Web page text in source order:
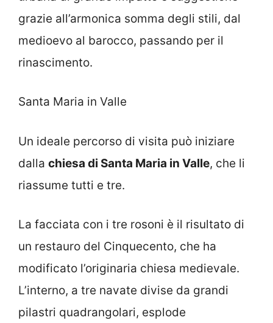
grazie all’armonica somma degli stili, dal
medioevo al barocco, passando per il
rinascimento.
Santa Maria in Valle
Un ideale percorso di visita può iniziare
dalla chiesa di Santa Maria in Valle, che li
riassume tutti e tre.
La facciata con i tre rosoni è il risultato di
un restauro del Cinquecento, che ha
modificato l’originaria chiesa medievale.
L’interno, a tre navate divise da grandi
pilastri quadrangolari, esplode